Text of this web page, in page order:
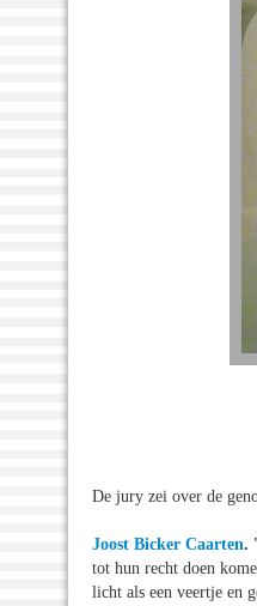
De jury zei over de
Joost Bicker Caarten. '
tot hun recht doen
licht als een veertje en